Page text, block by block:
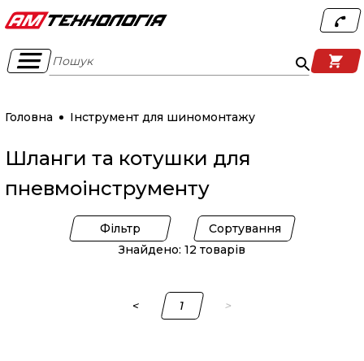
Пошук
Головна Інструмент для шиномонтажу
Шланги та котушки для
пневмоінструменту
Фільтр
Сортування
Знайдено: 12 товарів
< 1 >